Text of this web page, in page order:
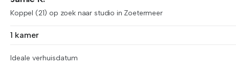
Koppel (21) op zoek naar studio in Zoetermeer
1 kamer
Ideale verhuisdatum